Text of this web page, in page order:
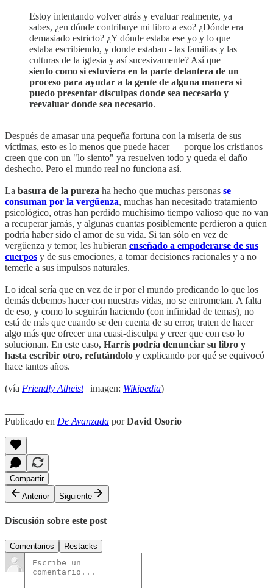
Estoy intentando volver atrás y evaluar realmente, ya
sabes, ¿en dónde contribuye mi libro a eso? ¿Dónde era
demasiado estricto? ¿Y dónde estaba ese yo y lo que
estaba escribiendo, y donde estaban - las familias y las
culturas de la iglesia y así sucesivamente? Así que
siento como si estuviera en la parte delantera de un
proceso para ayudar a la gente de alguna manera si
puedo presentar disculpas donde sea necesario y
reevaluar donde sea necesario.
Después de amasar una pequeña fortuna con la miseria de sus
víctimas, esto es lo menos que puede hacer — porque los cristianos
creen que con un "lo siento" ya resuelven todo y queda el daño
deshecho. Pero el mundo real no funciona así.
La basura de la pureza ha hecho que muchas personas se
consuman por la vergüenza, muchas han necesitado tratamiento
psicológico, otras han perdido muchísimo tiempo valioso que no van
a recuperar jamás, y algunas cuantas posiblemente perdieron a quien
podría haber sido el amor de su vida. Si tan sólo en vez de
vergüenza y temor, les hubieran enseñado a empoderarse de sus
cuerpos y de sus emociones, a tomar decisiones racionales y a no
temerle a sus impulsos naturales.
Lo ideal sería que en vez de ir por el mundo predicando lo que los
demás debemos hacer con nuestras vidas, no se entrometan. A falta
de eso, y como lo seguirán haciendo (con infinidad de temas), no
está de más que cuando se den cuenta de su error, traten de hacer
algo más que ofrecer una cuasi-disculpa y creer que con eso lo
solucionan. En este caso, Harris podría denunciar su libro y
hasta escribir otro, refutándolo y explicando por qué se equivocó
hace tantos años.
(vía Friendly Atheist| imagen: Wikipedia)
Publicado en De Avanzada porDavid Osorio
Compartir
Anterior
Siguiente
Discusión sobre este post
Comentarios Restacks